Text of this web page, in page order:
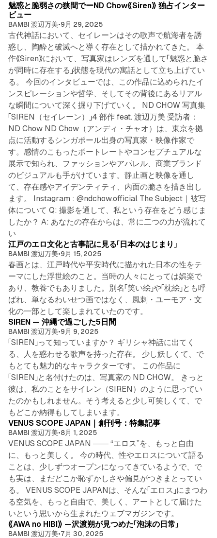
魅惑と脆弱さの狭間でーND Chow《Siren》 独占インター
ビュー
BAMBI 渡辺万美•9月 29, 2025
古代神話において、セイレーンはその歌声で航海者を誘
惑し、陶酔と破滅へと導く存在として描かれてきた。 本
作《Siren》において、写真家はレンズを通して「魅惑と脆さ
が同時に存在する」状態を現代の寓話として立ち上げてい
る。 今回のインタビューでは、この作品に込められたイ
ンスピレーションや哲学、そしてその背後にあるリアル
な瞬間について深く掘り下げていく。 ND CHOW 写真集
「SIREN（セイレーン）」4 部作 feat. 渡辺万美 受訪者：
ND Chow ND Chow（アンディ・チャオ）は、東京を拠
点に活動するシンガポール出身の写真家・映像作家で
す。感情のこもったポートレートやコンセプチュアルな
展示で知られ、ファッションやアパレル、商業ブランド
のビジュアルも手がけています。静止画と映像を通し
て、存在感やアイデンティティ、内面の脆さを描き出し
ます。 Instagram : @ndchow.official The Subject｜被写
体について Q: 撮影を通して、私という存在をどう感じま
したか？ A: あなたの存在からは、常に二つの力が流れて
い
3 min read
江戸のエロ文化と古事記に見る「日本のはじまり」
BAMBI 渡辺万美•9月 15, 2025
春画とは、江戸時代や平安時代に描かれた日本の性をテ
ーマにした浮世絵のこと。当時の人々にとっては娯楽で
あり、教養でもありました。別名「笑い絵」や「枕絵」とも呼
ばれ、単なるわいせつ画ではなく、風刺・ユーモア・文
化の一部として楽しまれていたのです。
3 min read
SIREN — 沖縄で過ごした5日間
BAMBI 渡辺万美•9月 9, 2025
「SIREN」って知っていますか？ ギリシャ神話に出てく
る、人を惑わせる歌声を持った存在。 少し妖しくて、で
もとても魅力的なキャラクターです。 この作品に
「SIREN」と名付けたのは、写真家の ND CHOW。 きっと
彼は、私のことをサイレン（SIREN）のように思ってい
たのかもしれません。そう考えると少し可笑しくて、で
もどこか納得もしてしまいます。
3 min read
VENUS SCOPE JAPAN｜創刊号：特集記事
BAMBI 渡辺万美•8月 1, 2025
VENUS SCOPE JAPAN ―― “エロス”を、もっと自由
に、もっと美しく。 今の時代、性やエロスについて語る
ことは、少しずつオープンになってきているようで、で
も実は、まだどこか恥ずかしさや偏見がつきまとってい
る。 VENUS SCOPE JAPANは、そんな「エロス」にまつわ
る空気を、もっと自由で、美しく、アートとして届けた
いという思いから生まれたウェブマガジンです。
4 min read
《AWA no HIBI》 —沢渡朔が見つめた「泡沫の日常」
BAMBI 渡辺万美•7月 30, 2025